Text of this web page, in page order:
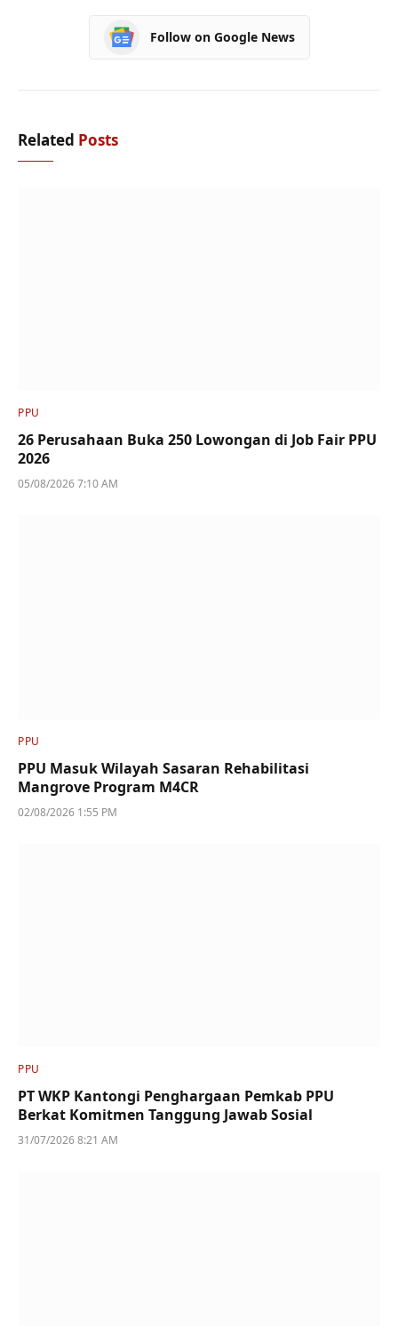
Follow on Google News
Related Posts
PPU
26 Perusahaan Buka 250 Lowongan di Job Fair PPU
2026
05/08/2026 7:10 AM
PPU
PPU Masuk Wilayah Sasaran Rehabilitasi
Mangrove Program M4CR
02/08/2026 1:55 PM
PPU
PT WKP Kantongi Penghargaan Pemkab PPU
Berkat Komitmen Tanggung Jawab Sosial
31/07/2026 8:21 AM